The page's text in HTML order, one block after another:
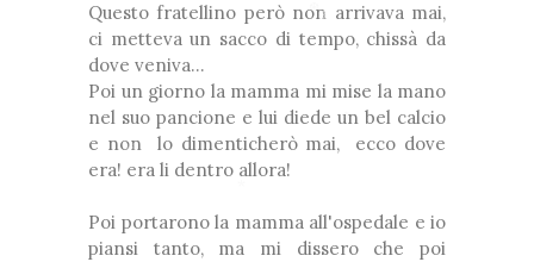
Questo fratellino però non arrivava mai,
ci metteva un sacco di tempo, chissà da
dove veniva...
Poi un giorno la mamma mi mise la mano
nel suo pancione e lui diede un bel calcio
e non lo dimenticherò mai, ecco dove
era! era li dentro allora!
Poi portarono la mamma all'ospedale e io
piansi tanto, ma mi dissero che poi
❆
❆
❅